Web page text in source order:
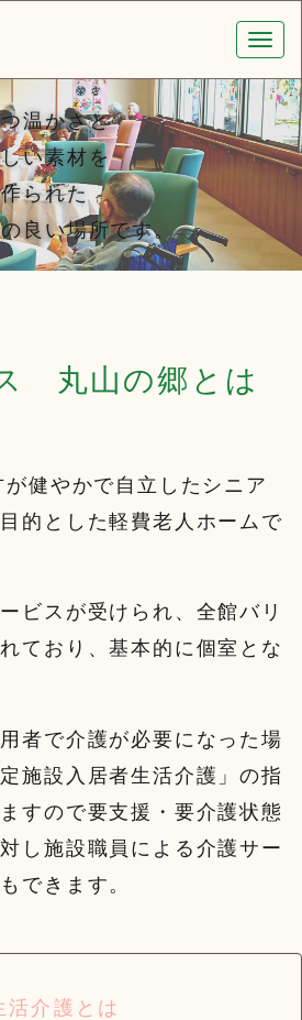
温かさと
い素材を
られた
良い場所です。
丸山の郷とは
健やかで自立したシニア
的とした軽費老人ホームで
ビスが受けられ、全館バリ
ており、基本的に個室とな
者で介護が必要になった場
施設入居者生活介護」の指
すので要支援・要介護状態
し施設職員による介護サー
できます。
活介護とは